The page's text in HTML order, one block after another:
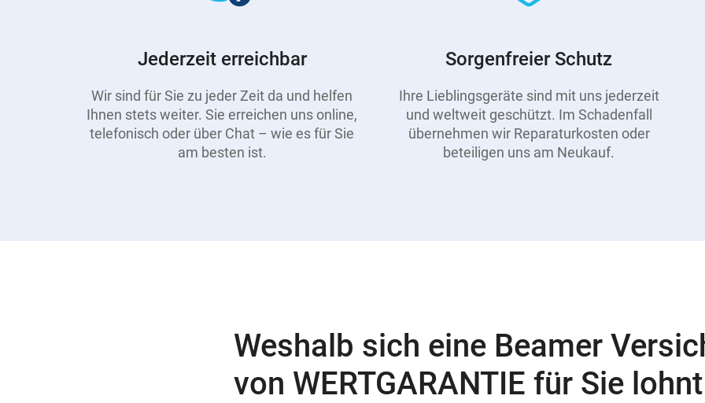
Jederzeit erreichbar
Wir sind für Sie zu jeder Zeit da und helfen
Ihnen stets weiter. Sie erreichen uns online,
telefonisch oder über Chat – wie es für Sie
am besten ist.
Sorgenfreier Schutz
Ihre Lieblingsgeräte sind mit uns jederzeit
und weltweit geschützt. Im Schadenfall
übernehmen wir Reparaturkosten oder
beteiligen uns am Neukauf.
Weshalb sich eine Beamer
von WERTGARANTIE für Sie lohnt